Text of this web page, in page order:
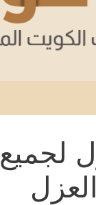
لجميع